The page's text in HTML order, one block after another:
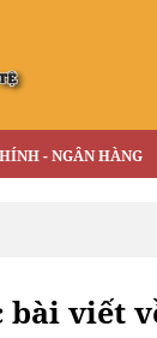
- NGÂN HÀNG
bài viết